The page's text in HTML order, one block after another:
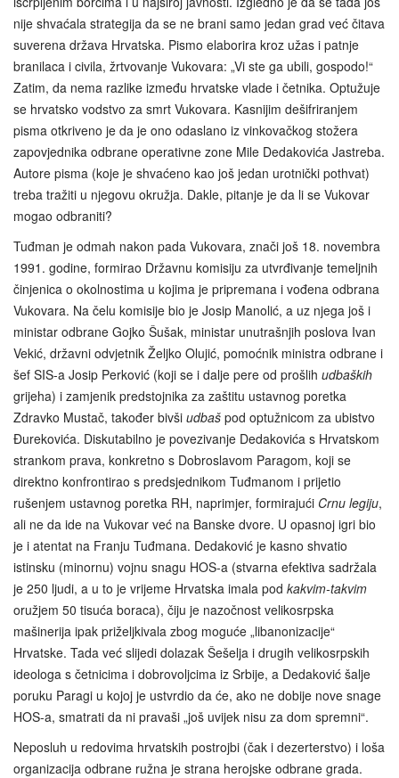
nije shvaćala strategija da se ne brani samo jedan grad već čitava
suverena država Hrvatska. Pismo elaborira kroz užas i patnje
branilaca i civila, žrtvovanje Vukovara: „Vi ste ga ubili, gospodo!“
Zatim, da nema razlike između hrvatske vlade i četnika. Optužuje
se hrvatsko vodstvo za smrt Vukovara. Kasnijim dešifriranjem
pisma otkriveno je da je ono odaslano iz vinkovačkog stožera
zapovjednika odbrane operativne zone Mile Dedakovića Jastreba.
Autore pisma (koje je shvaćeno kao još jedan urotnički pothvat)
treba tražiti u njegovu okružja. Dakle, pitanje je da li se Vukovar
mogao odbraniti?
Tuđman je odmah nakon pada Vukovara, znači još 18. novembra
1991. godine, formirao Državnu komisiju za utvrđivanje temeljnih
činjenica o okolnostima u kojima je pripremana i vođena odbrana
Vukovara. Na čelu komisije bio je Josip Manolić, a uz njega još i
ministar odbrane Gojko Šušak, ministar unutrašnjih poslova Ivan
Vekić, državni odvjetnik Željko Olujić, pomoćnik ministra odbrane i
šef SIS-a Josip Perković (koji se i dalje pere od prošlih udbaških
grijeha) i zamjenik predstojnika za zaštitu ustavnog poretka
Zdravko Mustač, također bivši udbaš pod optužnicom za ubistvo
Đurekovića. Diskutabilno je povezivanje Dedakovića s Hrvatskom
strankom prava, konkretno s Dobroslavom Paragom, koji se
direktno konfrontirao s predsjednikom Tuđmanom i prijetio
rušenjem ustavnog poretka RH, naprimjer, formirajući Crnu legiju,
ali ne da ide na Vukovar već na Banske dvore. U opasnoj igri bio
je i atentat na Franju Tuđmana. Dedaković je kasno shvatio
istinsku (minornu) vojnu snagu HOS-a (stvarna efektiva sadržala
je 250 ljudi, a u to je vrijeme Hrvatska imala pod kakvim-takvim
oružjem 50 tisuća boraca), čiju je nazočnost velikosrpska
mašinerija ipak priželjkivala zbog moguće „libanonizacije“
Hrvatske. Tada već slijedi dolazak Šešelja i drugih velikosrpskih
ideologa s četnicima i dobrovoljcima iz Srbije, a Dedaković šalje
poruku Paragi u kojoj je ustvrdio da će, ako ne dobije nove snage
HOS-a, smatrati da ni pravaši „još uvijek nisu za dom spremni“.
Neposluh u redovima hrvatskih postrojbi (čak i dezerterstvo) i loša
organizacija odbrane ružna je strana herojske odbrane grada.